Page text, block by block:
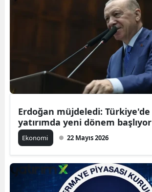
Erdoğan müjdeledi: Türkiye'de
yatırımda yeni dönem başlıyor
Ekonomi 22 Mayıs 2026